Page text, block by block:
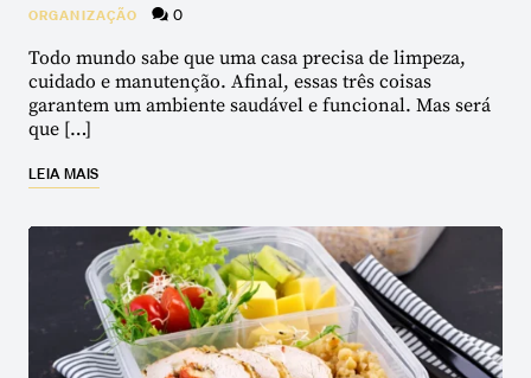
ORGANIZAÇÃO 0
Todo mundo sabe que uma casa precisa de limpeza,
cuidado e manutenção. Afinal, essas três coisas
garantem um ambiente saudável e funcional. Mas será
que […]
LEIA MAIS